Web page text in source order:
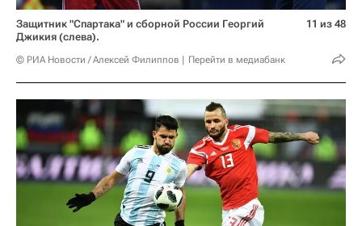
Защитник "Спартака" и сборной России Георгий
Джикия (слева).
© РИА Новости / Алексей Филиппов Перейти в медиабанк
11 из 48